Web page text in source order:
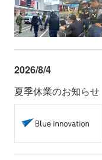
2026/8/4
夏季休業のお知らせ